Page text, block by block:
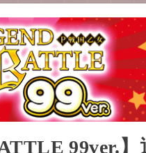
99ver.